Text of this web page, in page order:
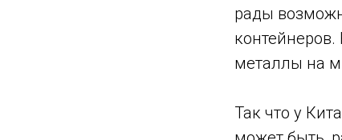
рады
металлы на
Так что у